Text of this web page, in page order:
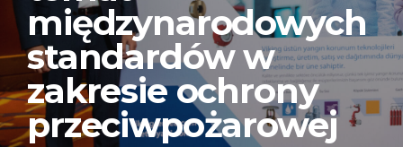
międzynarodowych
standardów w
zakresie ochrony
przeciwpożarowej